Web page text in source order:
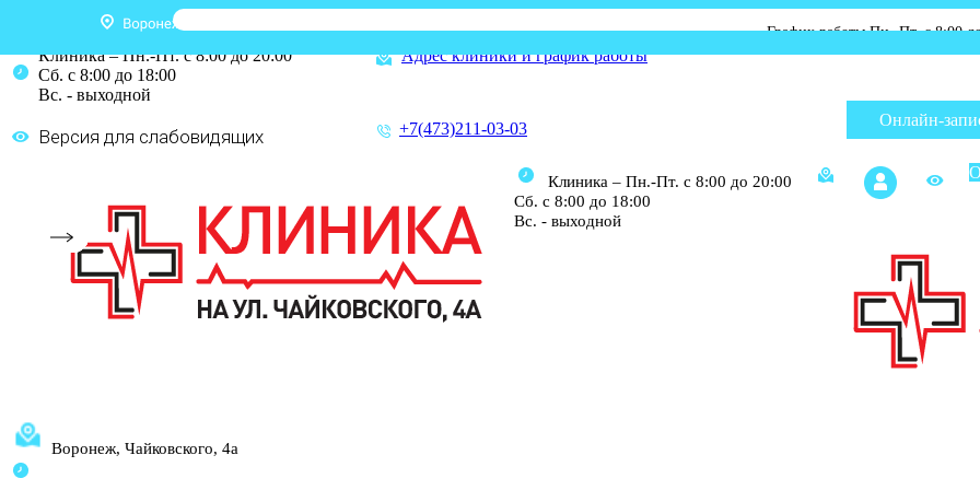
График работы Пн.-Пт. с 8:00 до 20:00;
Клиника – Пн.-Пт. с 8:00 до 20:00
Сб. с 8:00 до 18:00
Вс. - выходной
Адрес клиники и график работы
Версия для слабовидящих +7(473)211-03-03 Онлайн-
Клиника – Пн.-Пт. с 8:00 до 20:00
Сб. с 8:00 до 18:00
Вс. - выходной
Воронеж, Чайковского, 4а